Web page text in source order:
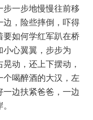
一步地慢慢往前移
边，险些摔倒，吓得
如何学红军趴在桥
小心翼翼，步步为
动，还上下摆动，
喝醉酒的大汉，左
边扶紧爸爸，一边